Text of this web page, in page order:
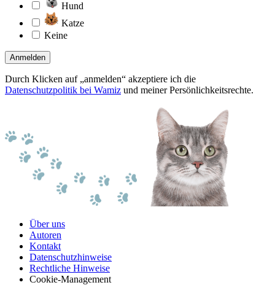
Hund
Katze
Keine
Anmelden
Durch Klicken auf „anmelden“ akzeptiere ich die
Datenschutzpolitik bei Wamiz und meiner Persönlichkeitsrechte.
Über uns
Autoren
Kontakt
Datenschutzhinweise
Rechtliche Hinweise
Cookie-Management